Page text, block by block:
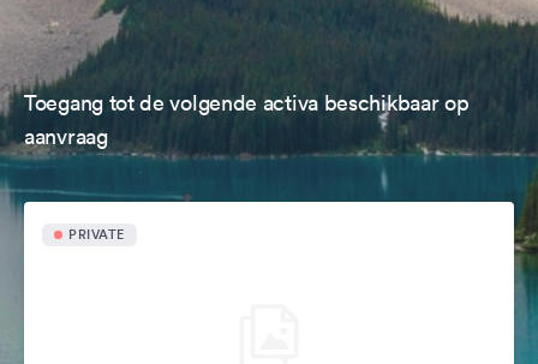
Toegang tot de volgende activa beschikbaar op
aanvraag
PRIVATE